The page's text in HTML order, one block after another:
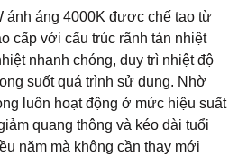
êm, không nhấp nháy, không
bảo độ bền cơ học và sự ổn
sơn tĩnh điện chống oxy hóa
bền màu, không bong tróc, không
Khi kết hợp với mặt tán quang
vẫn giữ được độ sáng ổn định,